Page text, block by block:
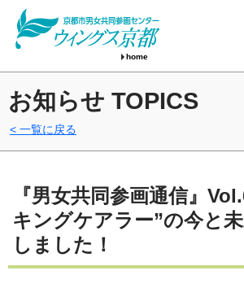
home
お知らせ TOPICS
一覧に戻る
『男女共同参画通信』
キングケアラー”の今と
しました！